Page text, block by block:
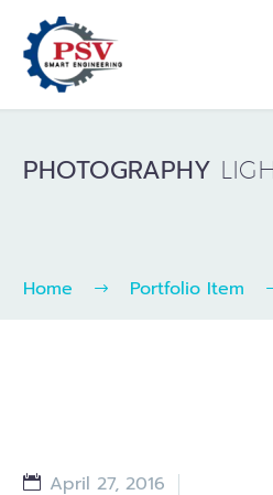
PHOTOGRAPHY
Home Portfolio Item
April 27, 2016